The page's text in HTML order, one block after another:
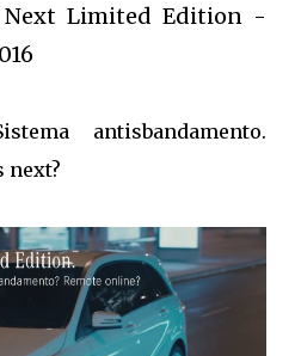
Next Limited Edition -
antisbandamento.
next?